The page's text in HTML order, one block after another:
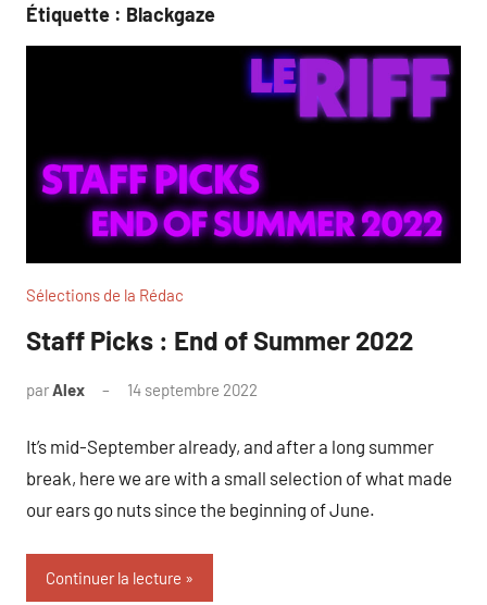
Étiquette : Blackgaze
Sélections de la Rédac
Staff Picks : End of Summer 2022
parAlex 14 septembre 2022
It’s mid-September already, and after a long summer
break, here we are with a small selection of what made
our ears go nuts since the beginning of June.
Continuer la lecture